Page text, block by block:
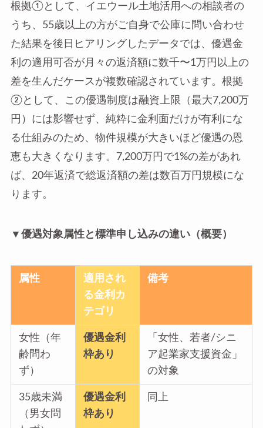
根拠①として、イエウール土地活用への相談者の
うち、55歳以上の方がご自身で公庫に問い合わせ
た結果を後日ヒアリングしたデータでは、優遇金
利の適用可否が月々の返済額に数千〜1万円以上の
差を生んだケースが複数確認されています。根拠
②として、この優遇制度は融資上限（最大7,200万
円）には影響せず、純粋に金利面だけが有利にな
る仕組みのため、物件規模が大きいほど優遇の恩
恵も大きくなります。7,200万円で1%の差があれ
ば、20年返済で総返済額の差は数百万円規模にな
ります。
▼優遇対象属性と標準申し込みの違い（概要）
属性
適用され
る金利カ
テゴリ
備考
女性（年
齢問わ
ず）
優遇金利
枠あり
「女性、若者/シニ
ア起業家支援資金」
の対象
35歳未満
（男女問
優遇金利
枠あり
同上